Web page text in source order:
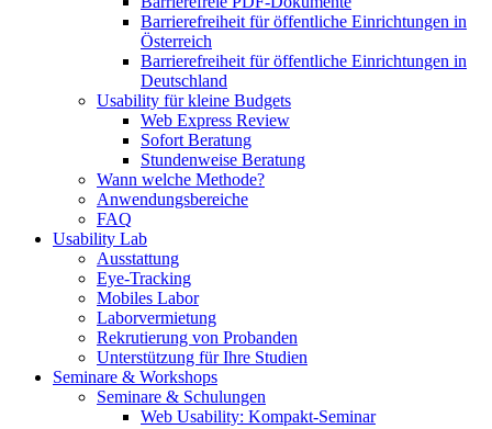
Barrierefreiheit für öffentliche Einrichtungen in
Österreich
Barrierefreiheit für öffentliche Einrichtungen in
Deutschland
Usability für kleine Budgets
Web Express Review
Sofort Beratung
Stundenweise Beratung
Wann welche Methode?
Anwendungsbereiche
FAQ
Usability Lab
Ausstattung
Eye-Tracking
Mobiles Labor
Laborvermietung
Rekrutierung von Probanden
Unterstützung für Ihre Studien
Seminare & Workshops
Seminare & Schulungen
Web Usability: Kompakt-Seminar